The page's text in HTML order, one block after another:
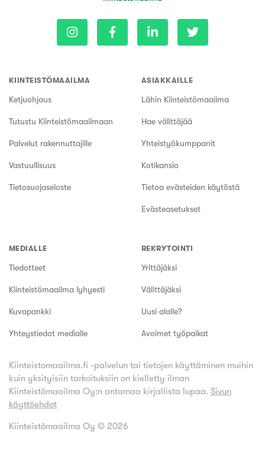
KIINTEISTÖMAAILMA
Ketjuohjaus
Tutustu Kiinteistömaailmaan
Palvelut rakennuttajille
Vastuullisuus
Tietosuojaseloste
ASIAKKAILLE
Lähin Kiinteistömaailma
Hae välittäjää
Yhteistyökumppanit
Kotikansio
Tietoa evästeiden käytöstä
Evästeasetukset
MEDIALLE
Tiedotteet
Kiinteistömaailma lyhyesti
Kuvapankki
Yhteystiedot medialle
REKRYTOINTI
Yrittäjäksi
Välittäjäksi
Uusi alalle?
Avoimet työpaikat
Kiinteistomaailma.fi -palvelun tai tietojen käyttäminen muihin
kuin yksityisiin tarkoituksiin on kielletty ilman
Kiinteistömaailma Oy:n antamaa kirjallista lupaa. Sivun
käyttöehdot
Kiinteistömaailma Oy © 2026